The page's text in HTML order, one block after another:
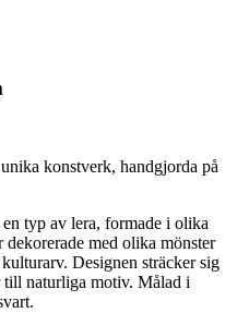
konstverk, handgjorda på
typ av lera, formade i olika
dekorerade med olika mönster
Designen sträcker sig
till naturliga motiv. Målad i